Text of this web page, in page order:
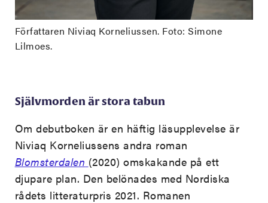
Författaren Niviaq Korneliussen. Foto: Simone
Lilmoes.
Självmorden är stora tabun
Om debutboken är en häftig läsupplevelse är
Niviaq Korneliussens andra roman
Blomsterdalen (2020) omskakande på ett
djupare plan. Den belönades med Nordiska
rådets litteraturpris 2021. Romanen